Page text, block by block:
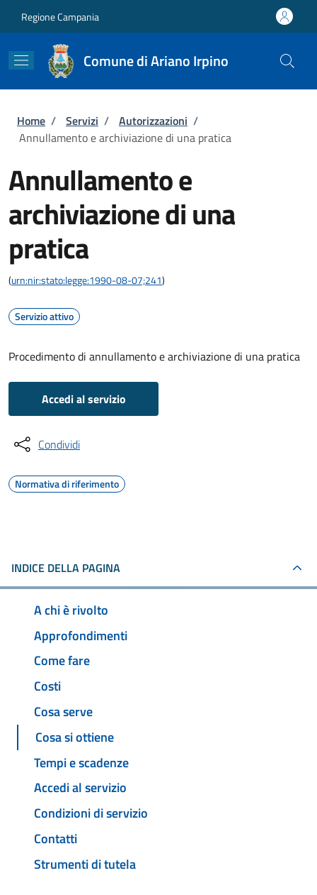
Regione Campania
Comune di Ariano Irpino
Briciole di pane
Home / Servizi / Autorizzazioni /
Annullamento e archiviazione di una pratica
Annullamento e
archiviazione di una
pratica
(urn:nir:stato:legge:1990-08-07;241)
Servizio attivo
Procedimento di annullamento e archiviazione di una pratica
Accedi al servizio
Condividi
Normativa di riferimento
INDICE DELLA PAGINA
A chi è rivolto
Approfondimenti
Come fare
Costi
Cosa serve
Cosa si ottiene
Tempi e scadenze
Accedi al servizio
Condizioni di servizio
Contatti
Strumenti di tutela